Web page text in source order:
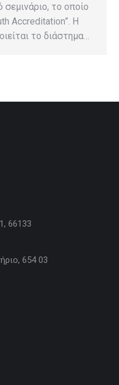
σεμινάριο, το οποίο
Accreditation”. Η
το διάστημα…
66133
654 03